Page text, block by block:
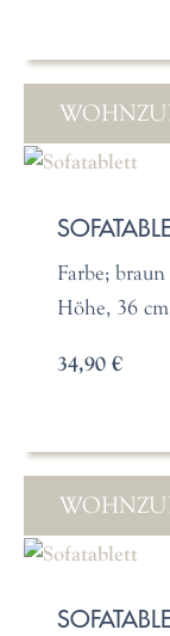
Farbe;
Höhe, 36
34,90 €